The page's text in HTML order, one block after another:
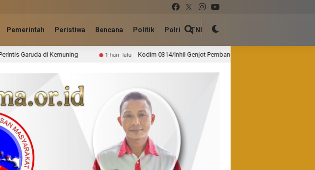
Pemerintah Peristiwa Bencana Politik Polri TNI
1 hari lalu Kodim 0314/Inhil Genjot Pembangunan Jembatan Gantung Perintis Garuda Demi